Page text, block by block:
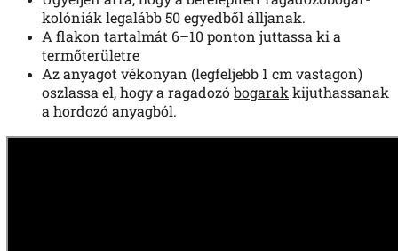
kolóniák legalább 50 egyedből álljanak.
A flakon tartalmát 6–10 ponton juttassa ki a
termőterületre
Az anyagot vékonyan (legfeljebb 1 cm vastagon)
oszlassa el, hogy a ragadozóbogarak kijuthassanak
a hordozó anyagból.